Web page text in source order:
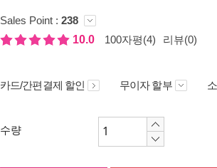
Sales Point : 238
10.0
100자평(4) 리뷰(0)
카드/간편결제 할인 무이자 할부
수량